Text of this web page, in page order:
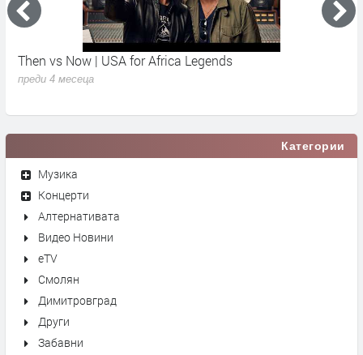
Then vs Now | USA for Africa Legends
преди 4 месеца
Категории
Музика
Концерти
Алтернативата
Видео Новини
eTV
Смолян
Димитровград
Други
Забавни